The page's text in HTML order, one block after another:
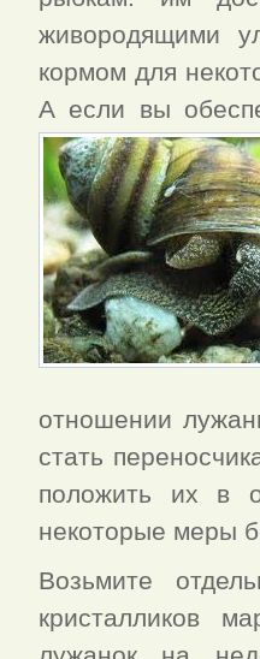
живородящими
кормом для
А если вы
отношении
стать
положить их в
некоторые меры
Возьмите
кристалликов